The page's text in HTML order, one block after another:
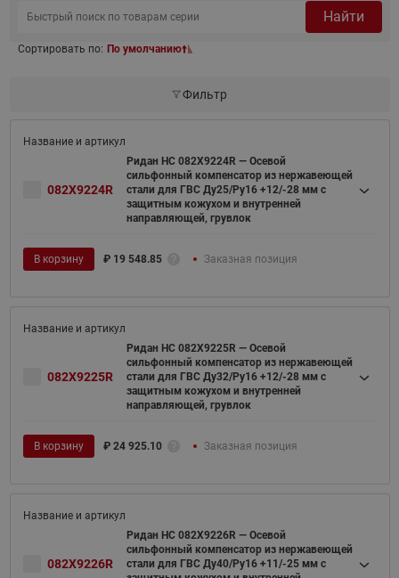
Найти
Сортировать по: По умолчанию
Фильтр
082X9224R
Ридан НС 082X9224R — Осевой
сильфонный компенсатор из нержавеющей
стали для ГВС Ду25/Ру16 +12/-28 мм с
защитным кожухом и внутренней
направляющей, грувлок
В корзину ₽ 19 548.85 Заказная позиция
082X9225R
Ридан НС 082X9225R — Осевой
сильфонный компенсатор из нержавеющей
стали для ГВС Ду32/Ру16 +12/-28 мм с
защитным кожухом и внутренней
направляющей, грувлок
В корзину ₽ 24 925.10 Заказная позиция
082X9226R
Ридан НС 082X9226R — Осевой
сильфонный компенсатор из нержавеющей
стали для ГВС Ду40/Ру16 +11/-25 мм с